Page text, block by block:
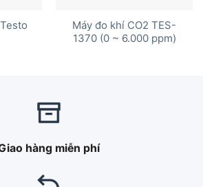
Máy đo khí CO2 TES-
1370 (0 ~ 6.000 ppm)
hàng miễn phí